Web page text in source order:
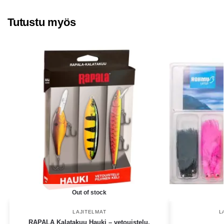
Tutustu myös
Out of stock
LAJITELMAT
RAPALA Kalatakuu Hauki – vetouistelu,